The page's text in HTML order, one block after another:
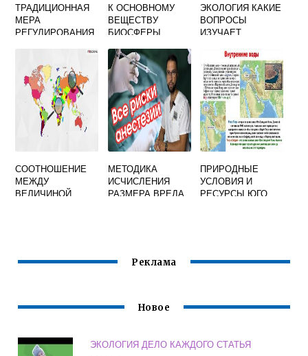
ТРАДИЦИОННАЯ
МЕРА
РЕГУЛИРОВАНИЯ
ВАНИЯ И ОХРАНЫ
ОКРУЖАЮЩЕЙ
СРЕДЫ
К ОСНОВНОМУ
ВЕЩЕСТВУ
БИОСФЕРЫ
ЭКОЛОГИЯ КАКИЕ
ВОПРОСЫ
ИЗУЧАЕТ
СООТНОШЕНИЕ
МЕЖДУ
ВЕЛИЧИНОЙ
НАЗЫВАЕТСЯ
МЕТОДИКА
ИСЧИСЛЕНИЯ
РАЗМЕРА ВРЕДА
СРЕДЫ
ПРИРОДНЫЕ
УСЛОВИЯ И
РЕСУРСЫ ЮГО
Реклама
Новое
ЭКОЛОГИЯ ДЕЛО КАЖДОГО СТАТЬЯ